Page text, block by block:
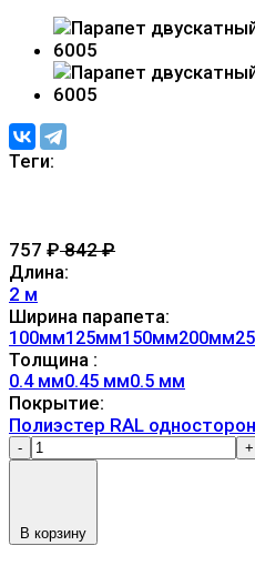
Теги:
757 ₽842₽
Длина:
2 м
Ширина парапета:
100мм125мм150мм200мм
Толщина :
0.4 мм0.45 мм0.5 мм
Покрытие:
Полиэстер RAL
- +
В корзину